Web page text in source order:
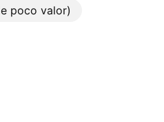
poco valor)